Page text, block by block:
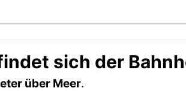
sich der
über Meer.